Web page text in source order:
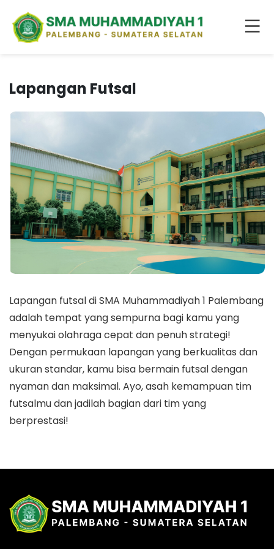
Lapangan Futsal
Lapangan futsal di SMA Muhammadiyah 1 Palembang
adalah tempat yang sempurna bagi kamu yang
menyukai olahraga cepat dan penuh strategi!
Dengan permukaan lapangan yang berkualitas dan
ukuran standar, kamu bisa bermain futsal dengan
nyaman dan maksimal. Ayo, asah kemampuan tim
futsalmu dan jadilah bagian dari tim yang
berprestasi!